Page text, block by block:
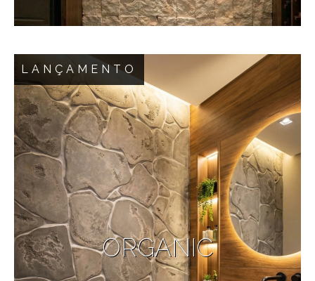
e com presença visual forte, ideal para áreas
internas ou externas que pedem identidade e
gourmet, varandas, lojas, corredores e ambientes
integrados, o ETRUSCO se harmoniza com
estilos contemporâneos, mediterrâneos,
minimalistas e rústicos, sempre elevando a
experiência arquitetônica. ETRUSCO Bless — um
piso criado para quem busca autenticidade,
durabilidade e uma beleza que atravessa
gerações.
Travertino Square — Sofisticação em cada
detalhe. O Travertino Square da Bless
Revestimentos combina o requinte das rochas
naturais com a precisão do design arquitetônico
contemporâneo. Com peças de 14,5 x 14,5 cm,
sua geometria delicada e acabamento artesanal
criam um jogo de luz e sombra que transforma
qualquer ambiente em uma experiência visual
única. Inspirado na textura clássica do travertino,
este revestimento traz a sensação de elegância
LANÇAMENTO
ORGANIC